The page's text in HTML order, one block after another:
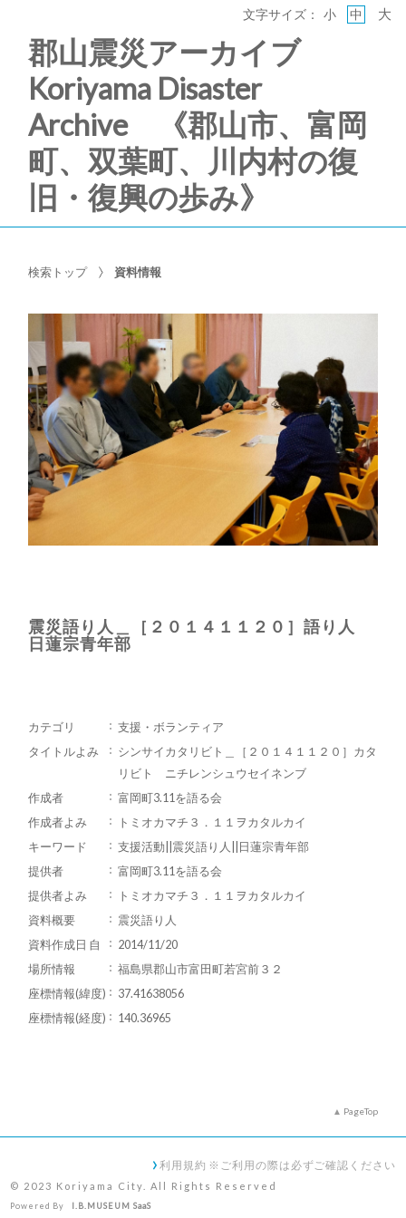
郡山震災アーカイブ
Koriyama Disaster
Archive 《郡山市、富岡
町、双葉町、川内村の復
旧・復興の歩み》
文字サイズ： 小 中 大
検索トップ 資料情報
震災語り人＿［２０１４１１２０］語り人
日蓮宗青年部
カテゴリ
支援・ボランティア
タイトルよみ
シンサイカタリビト＿［２０１４１１２０］カタ
リビト ニチレンシュウセイネンブ
作成者
富岡町3.11を語る会
作成者よみ
トミオカマチ３．１１ヲカタルカイ
キーワード
支援活動||震災語り人||日蓮宗青年部
提供者
富岡町3.11を語る会
提供者よみ
トミオカマチ３．１１ヲカタルカイ
資料概要
震災語り人
資料作成日 自
2014/11/20
場所情報
福島県郡山市富田町若宮前３２
座標情報(緯度)
37.41638056
座標情報(経度)
140.36965
PageTop
利用規約 ※ご利用の際は必ずご確認ください
© 2023 Koriyama City. All Rights Reserved
Powered By I.B.MUSEUM SaaS